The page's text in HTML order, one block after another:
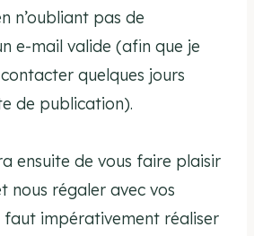
n’oubliant pas de
e-mail valide (afin que je
quelques jours
de publication).
ensuite de vous faire plaisir
nous régaler avec vos
faut impérativement réaliser